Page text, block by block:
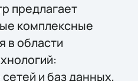
предлагает
комплексные
в области
и баз данных,